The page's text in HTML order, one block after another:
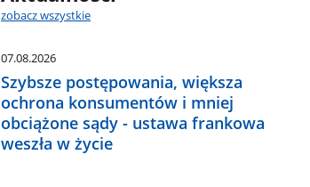
zobacz wszystkie
07.08.2026
Szybsze postępowania, większa
ochrona konsumentów i mniej
obciążone sądy - ustawa frankowa
weszła w życie